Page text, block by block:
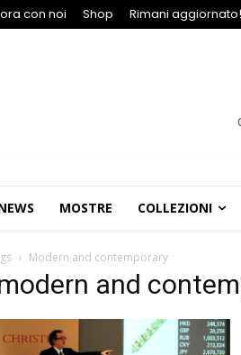
con noi Shop Rimani aggiornato!
MOSTRE COLLEZIONI
Modern and contemporary
and